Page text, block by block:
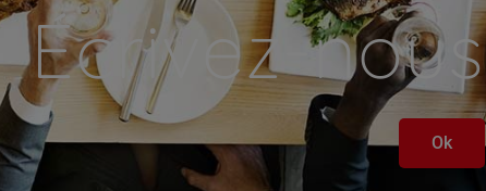
Écrivez-nous
Ok